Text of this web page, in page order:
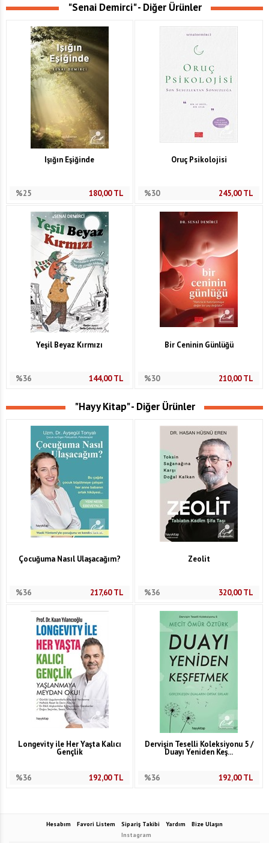
"Senai Demirci" - Diğer Ürünler
Işığın Eşiğinde
%25 180,00TL
Oruç Psikolojisi
%30 245,00TL
Yeşil Beyaz Kırmızı
%36 144,00TL
Bir Ceninin Günlüğü
%30 210,00TL
"Hayy Kitap" - Diğer Ürünler
Çocuğuma Nasıl Ulaşacağım?
%36 217,60TL
Zeolit
%36 320,00TL
Longevity ile Her Yaşta Kalıcı
Gençlik
%36 192,00TL
Dervişin Teselli Koleksiyonu 5 /
Duayı Yeniden Keş...
%36 192,00TL
Hesabım Favori Listem Sipariş Takibi Yardım
Bize Ulaşın
Instagram